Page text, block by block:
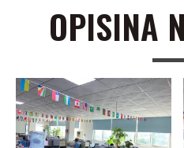
OPISINA